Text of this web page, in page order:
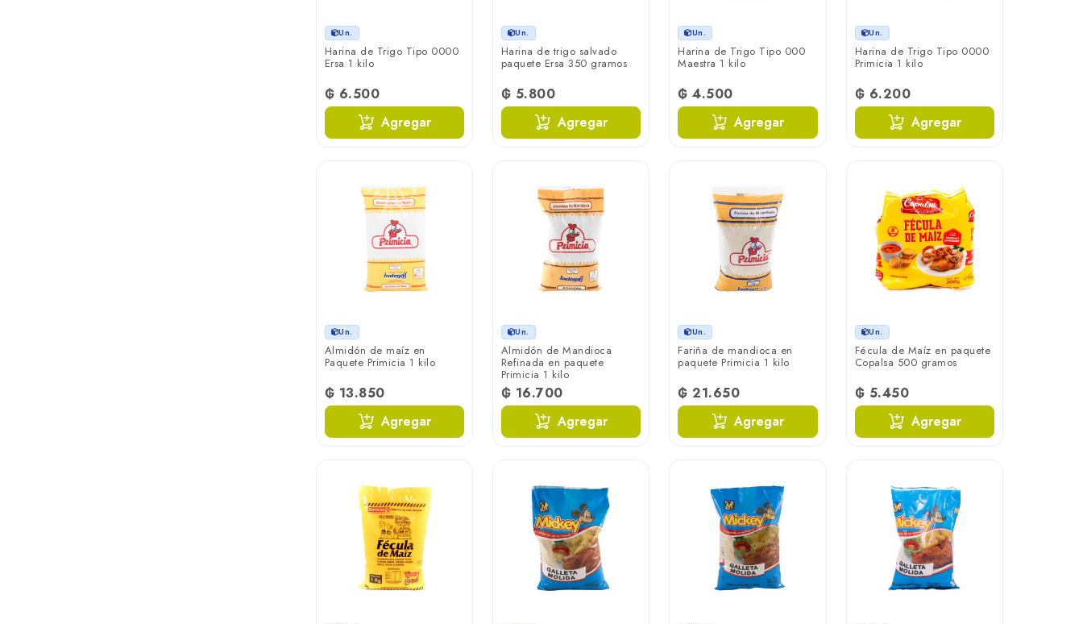
Un.
Harina de Trigo Tipo 0000
Ersa 1 kilo
₲ 6.500
Agregar
Un.
Harina de trigo salvado
paquete Ersa 350 gramos
₲ 5.800
Agregar
Un.
Harina de Trigo Tipo 000
Maestra 1 kilo
₲ 4.500
Agregar
Un.
Harina de Trigo Tipo 0000
Primicia 1 kilo
₲ 6.200
Agregar
Un.
Almidón de maíz en
Paquete Primicia 1 kilo
₲ 13.850
Agregar
Un.
Almidón de Mandioca
Refinada en paquete
Primicia 1 kilo
₲ 16.700
Agregar
Un.
Fariña de mandioca en
paquete Primicia 1 kilo
₲ 21.650
Agregar
Un.
Fécula de Maíz en paquete
Copalsa 500 gramos
₲ 5.450
Agregar